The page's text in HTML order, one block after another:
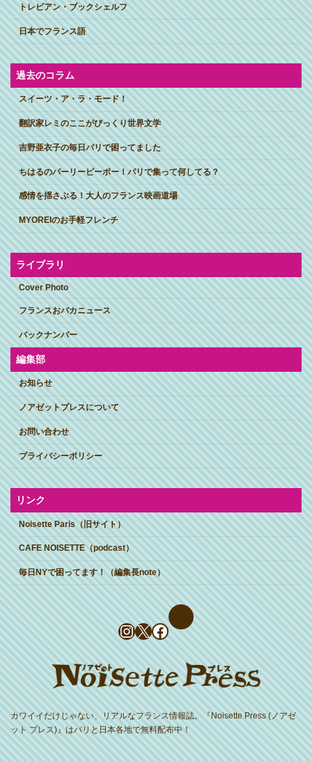
トレビアン・ブックシェルフ
日本でフランス語
過去のコラム
スイーツ・ア・ラ・モード！
翻訳家レミのここがびっくり世界文学
吉野亜衣子の毎日パリで困ってました
ちはるのパーリーピーポー！パリで集って何してる？
感情を揺さぶる！大人のフランス映画道場
MYOREIのお手軽フレンチ
ライブラリ
Cover Photo
フランスおバカニュース
バックナンバー
編集部
お知らせ
ノアゼットプレスについて
お問い合わせ
プライバシーポリシー
リンク
Noisette Paris（旧サイト）
CAFE NOISETTE（podcast）
毎日NYで困ってます！（編集長note）
Instagram
X Facebook
カワイイだけじゃない、リアルなフランス情報誌。『Noisette Press (ノアゼ
ット プレス)』はパリと日本各地で無料配布中！